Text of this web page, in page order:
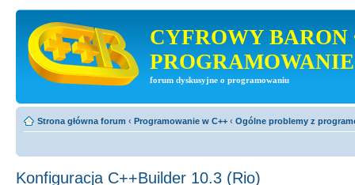
CYFROWY BARON
PROGRAMOWANIE
forum dyskusyjne o programowaniu
Strona główna forum ‹ Programowanie w C++ ‹ Ogólne problemy z
Konfiguracja C++Builder 10.3 (Rio)